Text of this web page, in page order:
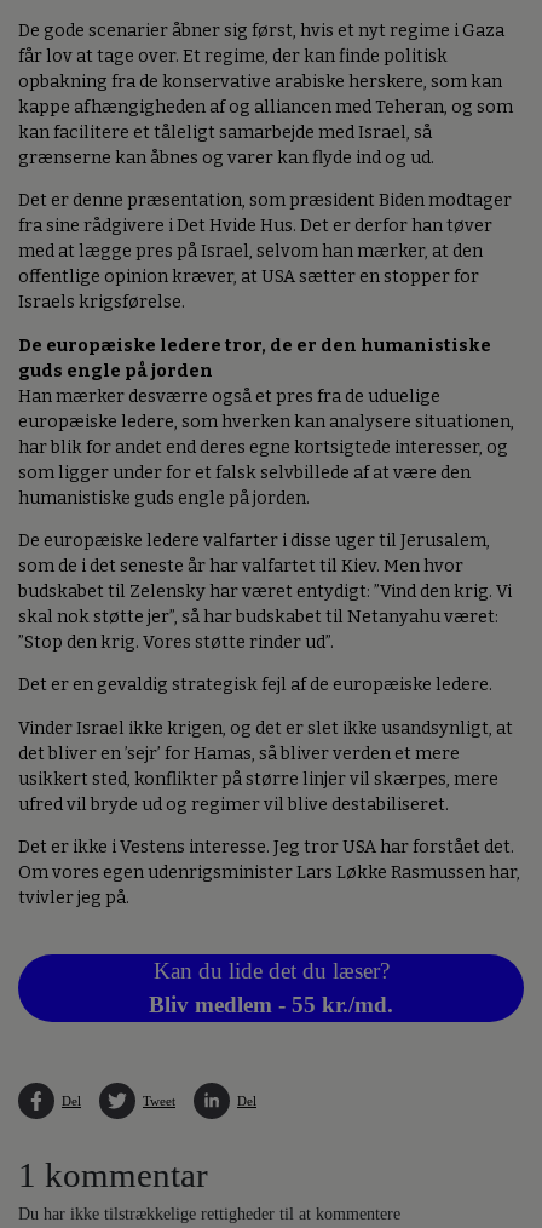
De gode scenarier åbner sig først, hvis et nyt regime i Gaza
får lov at tage over. Et regime, der kan finde politisk
opbakning fra de konservative arabiske herskere, som kan
kappe afhængigheden af og alliancen med Teheran, og som
kan facilitere et tåleligt samarbejde med Israel, så
grænserne kan åbnes og varer kan flyde ind og ud.
Det er denne præsentation, som præsident Biden modtager
fra sine rådgivere i Det Hvide Hus. Det er derfor han tøver
med at lægge pres på Israel, selvom han mærker, at den
offentlige opinion kræver, at USA sætter en stopper for
Israels krigsførelse.
De europæiske ledere tror, de er den humanistiske
guds engle på jorden
Han mærker desværre også et pres fra de uduelige
europæiske ledere, som hverken kan analysere situationen,
har blik for andet end deres egne kortsigtede interesser, og
som ligger under for et falsk selvbillede af at være den
humanistiske guds engle på jorden.
De europæiske ledere valfarter i disse uger til Jerusalem,
som de i det seneste år har valfartet til Kiev. Men hvor
budskabet til Zelensky har været entydigt: ”Vind den krig. Vi
skal nok støtte jer”, så har budskabet til Netanyahu været:
”Stop den krig. Vores støtte rinder ud”.
Det er en gevaldig strategisk fejl af de europæiske ledere.
Vinder Israel ikke krigen, og det er slet ikke usandsynligt, at
det bliver en ’sejr’ for Hamas, så bliver verden et mere
usikkert sted, konflikter på større linjer vil skærpes, mere
ufred vil bryde ud og regimer vil blive destabiliseret.
Det er ikke i Vestens interesse. Jeg tror USA har forstået det.
Om vores egen udenrigsminister Lars Løkke Rasmussen har,
tvivler jeg på.
Kan du lide det du læser?
Bliv medlem - 55 kr./md.
Del Tweet Del
1 kommentar
Du har ikke tilstrækkelige rettigheder til at kommentere